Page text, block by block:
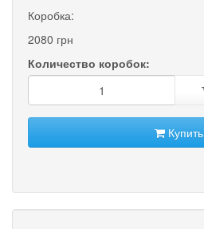
Коробка:
2080 грн
Количество коробок:
Купить